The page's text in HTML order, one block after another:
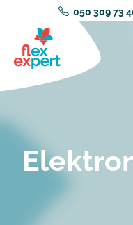
050 309 73